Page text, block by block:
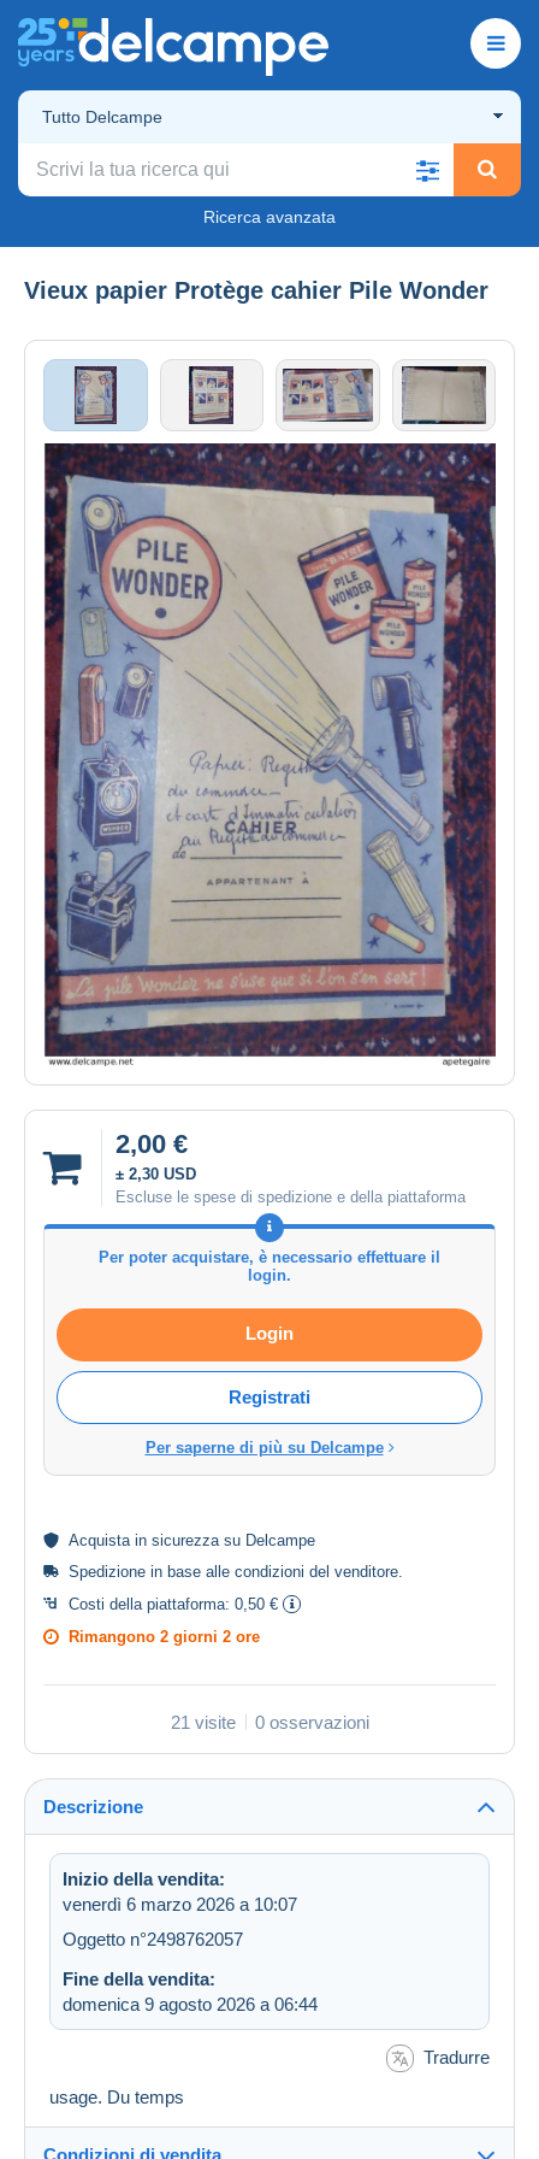
Tutto Delcampe
Ricerca avanzata
Vieux papier Protège cahier Pile Wonder
2,00 €
± 2,30 USD
Escluse le spese di spedizione e della piattaforma
Per poter acquistare, è necessario effettuare il
login.
Login
Registrati
Per saperne di più su Delcampe
Acquista in sicurezza su Delcampe
Spedizione in base alle condizioni del venditore
Costi della piattaforma: 0,50 €
Rimangono 2 giorni 2 ore
21 visite 0 osservazioni
Descrizione
Inizio della vendita:
venerdì 6 marzo 2026 a 10:07
Oggetto n°2498762057
Fine della vendita:
domenica 9 agosto 2026 a 06:44
Tradurre
usage. Du temps